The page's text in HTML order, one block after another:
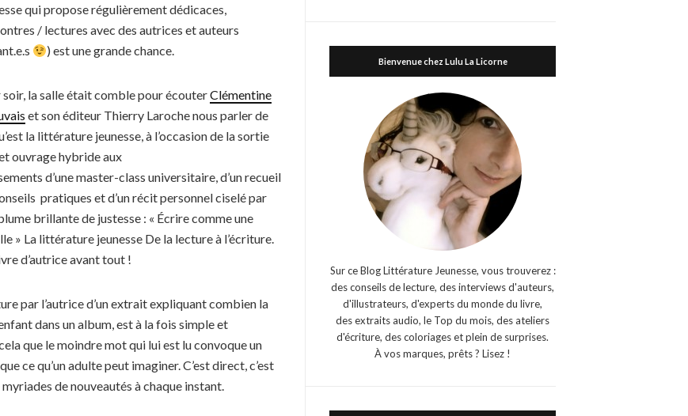
qui propose régulièrement dédicaces,
/ lectures avec des autrices et auteurs
) est une grande chance.
la salle était comble pour écouterClémentine
et son éditeur Thierry Laroche nous parler de
la littérature jeunesse, à l’occasion de la sortie
ouvrage hybride aux
d’une master-class universitaire, d’un recueil
pratiques et d’un récit personnel ciselé par
brillante de justesse : « Écrire comme une
» La littérature jeunesse De la lecture à l’écriture.
d’autrice avant tout !
par l’autrice d’un extrait expliquant combien la
dans un album, est à la fois simple et
que le moindre mot qui lui est lu convoque un
ce qu’un adulte peut imaginer. C’est direct, c’est
de nouveautés à chaque instant.
Bienvenue chez Lulu La Licorne
Sur ce Blog Littérature Jeunesse, vous trouverez :
des conseils de lecture, des interviews d'auteurs,
d'illustrateurs, d'experts du monde du livre,
des extraits audio, le Top du mois, des ateliers
d'écriture, des coloriages et plein de surprises.
À vos marques, prêts ? Lisez !